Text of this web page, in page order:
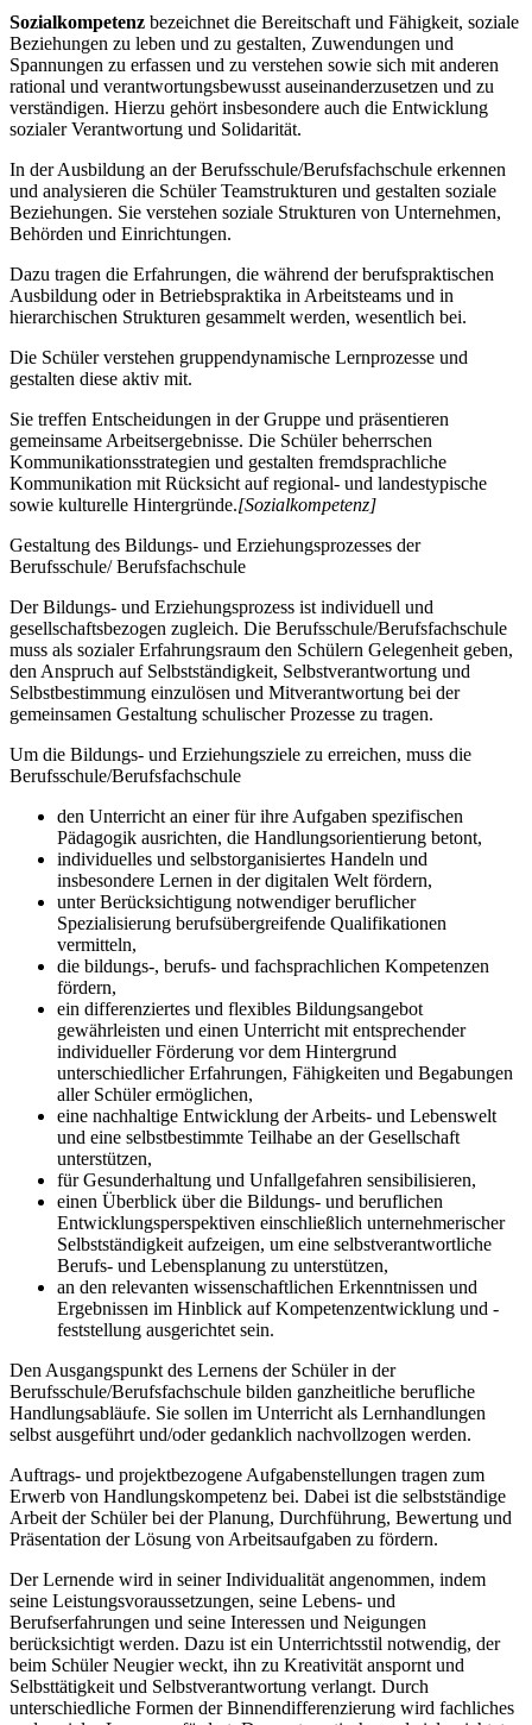
Sozialkompetenz bezeichnet die Bereitschaft und Fähigkeit, soziale
Beziehungen zu leben und zu gestalten, Zuwendungen und
Spannungen zu erfassen und zu verstehen sowie sich mit anderen
rational und verantwortungsbewusst auseinanderzusetzen und zu
verständigen. Hierzu gehört insbesondere auch die Entwicklung
sozialer Verantwortung und Solidarität.
In der Ausbildung an der Berufsschule/Berufsfachschule erkennen
und analysieren die Schüler Teamstrukturen und gestalten soziale
Beziehungen. Sie verstehen soziale Strukturen von Unternehmen,
Behörden und Einrichtungen.
Dazu tragen die Erfahrungen, die während der berufspraktischen
Ausbildung oder in Betriebspraktika in Arbeitsteams und in
hierarchischen Strukturen gesammelt werden, wesentlich bei.
Die Schüler verstehen gruppendynamische Lernprozesse und
gestalten diese aktiv mit.
Sie treffen Entscheidungen in der Gruppe und präsentieren
gemeinsame Arbeitsergebnisse. Die Schüler beherrschen
Kommunikationsstrategien und gestalten fremdsprachliche
Kommunikation mit Rücksicht auf regional- und landestypische
sowie kulturelle Hintergründe.[Sozialkompetenz]
Gestaltung des Bildungs- und Erziehungsprozesses der
Berufsschule/ Berufsfachschule
Der Bildungs- und Erziehungsprozess ist individuell und
gesellschaftsbezogen zugleich. Die Berufsschule/Berufsfachschule
muss als sozialer Erfahrungsraum den Schülern Gelegenheit geben,
den Anspruch auf Selbstständigkeit, Selbstverantwortung und
Selbstbestimmung einzulösen und Mitverantwortung bei der
gemeinsamen Gestaltung schulischer Prozesse zu tragen.
Um die Bildungs- und Erziehungsziele zu erreichen, muss die
Berufsschule/Berufsfachschule
den Unterricht an einer für ihre Aufgaben spezifischen
Pädagogik ausrichten, die Handlungsorientierung betont,
individuelles und selbstorganisiertes Handeln und
insbesondere Lernen in der digitalen Welt fördern,
unter Berücksichtigung notwendiger beruflicher
Spezialisierung berufsübergreifende Qualifikationen
vermitteln,
die bildungs-, berufs- und fachsprachlichen Kompetenzen
fördern,
ein differenziertes und flexibles Bildungsangebot
gewährleisten und einen Unterricht mit entsprechender
individueller Förderung vor dem Hintergrund
unterschiedlicher Erfahrungen, Fähigkeiten und Begabungen
aller Schüler ermöglichen,
eine nachhaltige Entwicklung der Arbeits- und Lebenswelt
und eine selbstbestimmte Teilhabe an der Gesellschaft
unterstützen,
für Gesunderhaltung und Unfallgefahren sensibilisieren,
einen Überblick über die Bildungs- und beruflichen
Entwicklungsperspektiven einschließlich unternehmerischer
Selbstständigkeit aufzeigen, um eine selbstverantwortliche
Berufs- und Lebensplanung zu unterstützen,
an den relevanten wissenschaftlichen Erkenntnissen und
Ergebnissen im Hinblick auf Kompetenzentwicklung und -
feststellung ausgerichtet sein.
Den Ausgangspunkt des Lernens der Schüler in der
Berufsschule/Berufsfachschule bilden ganzheitliche berufliche
Handlungsabläufe. Sie sollen im Unterricht als Lernhandlungen
selbst ausgeführt und/oder gedanklich nachvollzogen werden.
Auftrags- und projektbezogene Aufgabenstellungen tragen zum
Erwerb von Handlungskompetenz bei. Dabei ist die selbstständige
Arbeit der Schüler bei der Planung, Durchführung, Bewertung und
Präsentation der Lösung von Arbeitsaufgaben zu fördern.
Der Lernende wird in seiner Individualität angenommen, indem
seine Leistungsvoraussetzungen, seine Lebens- und
Berufserfahrungen und seine Interessen und Neigungen
berücksichtigt werden. Dazu ist ein Unterrichtsstil notwendig, der
beim Schüler Neugier weckt, ihn zu Kreativität anspornt und
Selbsttätigkeit und Selbstverantwortung verlangt. Durch
unterschiedliche Formen der Binnendifferenzierung wird fachliches